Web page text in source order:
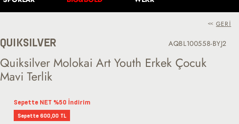
<< GERI
QUIKSILVER AQBL100558-BYJ2
Quiksilver Molokai Art Youth Erkek Çocuk
Mavi Terlik
Sepette NET %50 İndirim
Sepette 600,00 TL